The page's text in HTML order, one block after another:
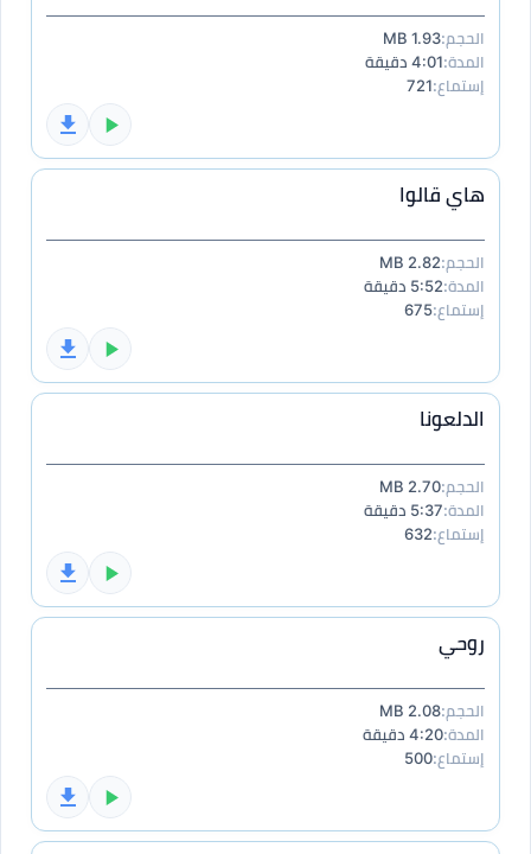
الحجم:1.93 MB
المدة:4:01 دقيقة
إستماع:721
هاي قالوا
الحجم:2.82 MB
المدة:5:52 دقيقة
إستماع:675
الدلعونا
الحجم:2.70 MB
المدة:5:37 دقيقة
إستماع:632
روحي
الحجم:2.08 MB
المدة:4:20 دقيقة
إستماع:500